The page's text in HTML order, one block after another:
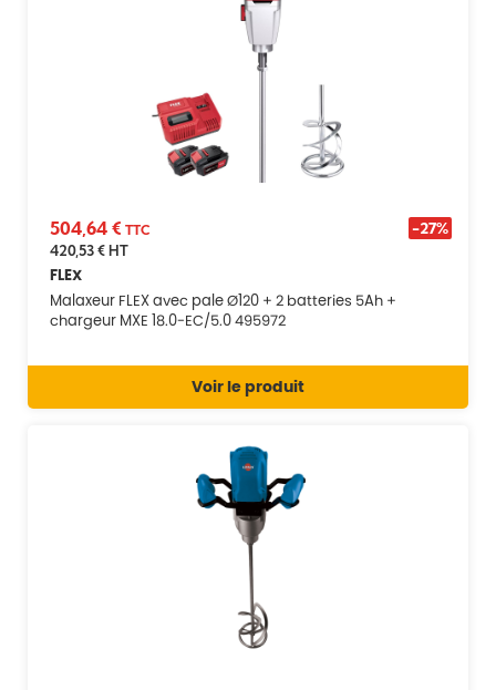
504,64 € TTC -27%
420,53 €HT
FLEX
Malaxeur FLEX avec pale Ø120 + 2 batteries 5Ah +
chargeur MXE 18.0-EC/5.0 495972
Voir le produit